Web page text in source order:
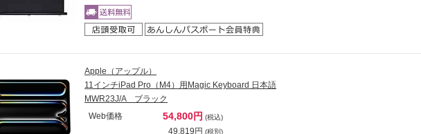
Apple（アップル）
11インチiPad Pro（M4）用Magic Keyboard 日本語
MWR23J/A ブラック
Web価格
54,800円 (税込)
49,819円 (税別)